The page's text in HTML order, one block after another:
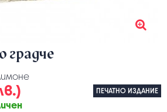
ПЕЧАТНО ИЗДАНИЕ